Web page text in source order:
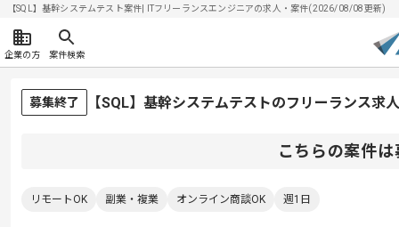
【SQL】基幹システムテスト案件| ITフリーランスエンジニアの求人・案件(2026/08/08更新)
企業の方 案件検索
募集終了 【SQL】基幹システムテストのフリーランス求
こちらの案件
リモートOK 副業・複業 オンライン商談OK 週1日